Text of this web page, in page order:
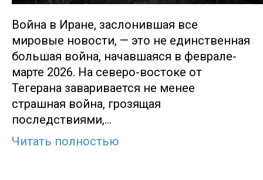
Война в Иране, заслонившая все
мировые новости, — это не единственная
большая война, начавшаяся в феврале-
марте 2026. На северо-востоке от
Тегерана заваривается не менее
страшная война, грозящая
последствиями,…
Читать полностью